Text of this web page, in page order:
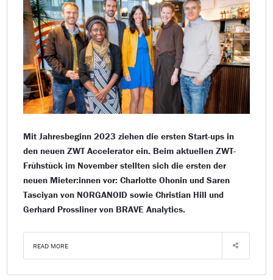
Mit Jahresbeginn 2023 ziehen die ersten Start-ups in
den neuen ZWT Accelerator ein. Beim aktuellen ZWT-
Frühstück im November stellten sich die ersten der
neuen Mieter:innen vor: Charlotte Ohonin und Saren
Tasciyan von NORGANOID sowie Christian Hill und
Gerhard Prossliner von BRAVE Analytics.
READ MORE